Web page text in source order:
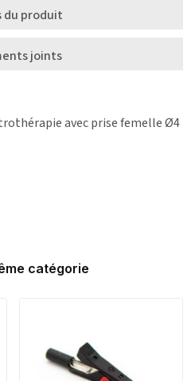
du produit
joints
avec prise femelle Ø4
catégorie